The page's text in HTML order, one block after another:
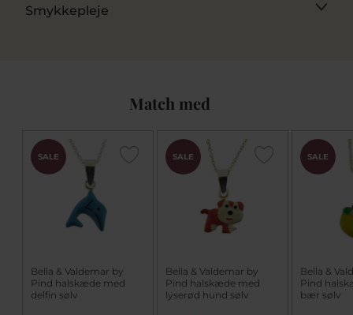
Smykkepleje
Match med
SALE
Bella & Valdemar by
Pind halskæde med
delfin sølv
SALE
Bella & Valdemar by
Pind halskæde med
lyserød hund sølv
SALE
Bella &
Pind
bær sølv